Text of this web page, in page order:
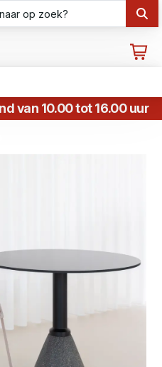
van 10.00 tot 16.00 uur